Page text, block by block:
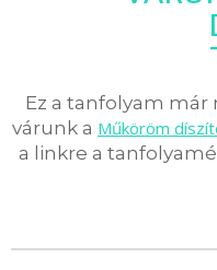
Ez a tanfolyam
várunk a Műköröm
a linkre a